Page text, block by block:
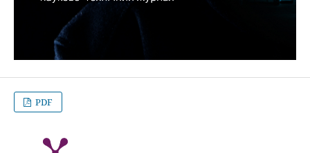
PDF